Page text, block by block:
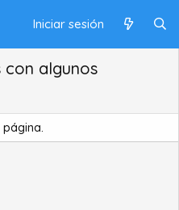
Iniciar sesión
con algunos